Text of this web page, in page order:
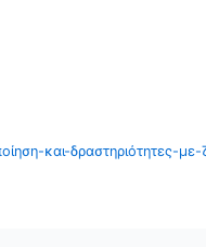
και-δραστηριότητες-με-